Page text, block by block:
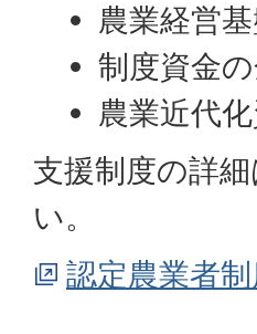
農業経営
制度資金
農業近代
支援制度の詳
い。
認定農業者